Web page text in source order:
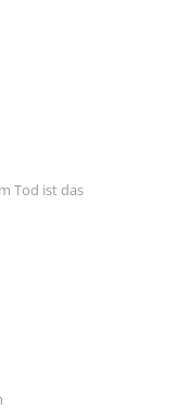
Tod ist das